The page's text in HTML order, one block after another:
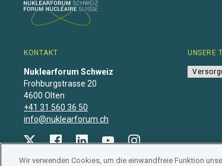
KONTAKT
Nuklearforum Schweiz
Frohburgstrasse 20
4600 Olten
+41 31 560 36 50
info@nuklearforum.ch
UNSERE
Wir verwenden Cookies, um die einwandfreie Funktion